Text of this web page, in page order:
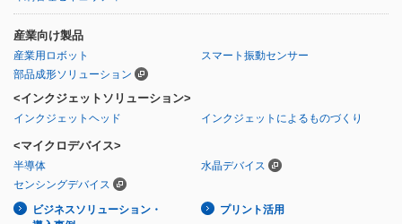
産業向け製品
産業用ロボット
スマート振動センサー
部品成形ソリューション
<インクジェットソリューション>
インクジェットヘッド インクジェットによるものづくり
<マイクロデバイス>
半導体
水晶デバイス
センシングデバイス
ビジネスソリューション・
プリント活用